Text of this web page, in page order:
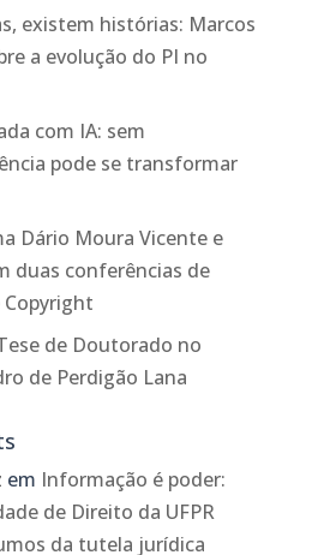
existem histórias: Marcos
a evolução do PI no
com IA: sem
pode se transformar
Dário Moura Vicente e
duas conferências de
Copyright
de Doutorado no
de Perdigão Lana
em Informação é poder:
de Direito da UFPR
da tutela jurídica